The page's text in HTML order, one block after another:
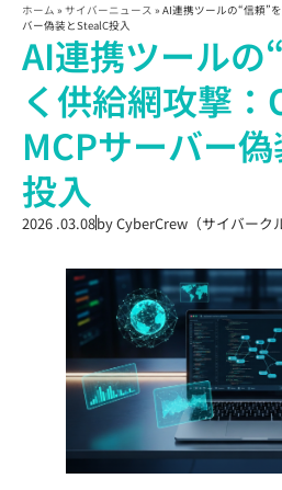
ホーム » サイバーニュース » AI連携ツールの“信頼”
バー偽装とStealC投入
AI連携ツールの
く供給網攻撃
MCPサーバー
投入
2026 .03.08byCyberCrew（サイバーク